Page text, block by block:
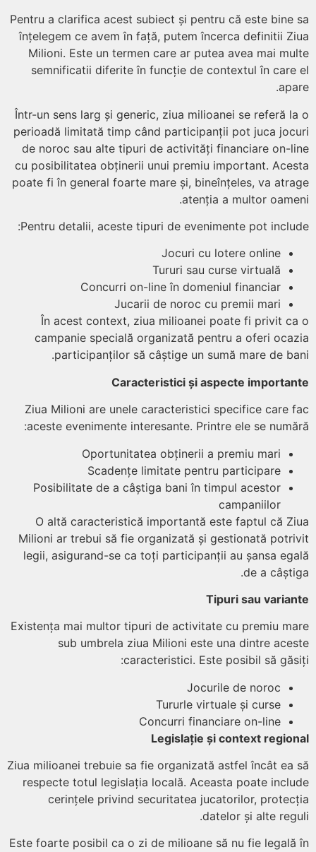
Pentru a clarifica acest subiect și pentru că este
înțelegem ce avem în față, putem încerca definitii
Milioni. Este un termen care ar putea avea mai
semnificatii diferite în funcție de contextul în
Într-un sens larg și generic, ziua milioanei se referă
perioadă limitată timp când participanții pot juca
de noroc sau alte tipuri de activități financiare on-
cu posibilitatea obținerii unui premiu important.
poate fi în general foarte mare și, bineînțeles, va
atenția a multor
Pentru detalii, aceste tipuri de evenimente pot
Jocuri cu lotere online
Tururi sau curse virtuală
Concurri on-line în domeniul financiar
Jucarii de noroc cu premii mari
În acest context, ziua milioanei poate fi privit
campanie specială organizată pentru a oferi
participanților să câștige un sumă mare de
Caracteristici și aspecte
Ziua Milioni are unele caracteristici specifice care
aceste evenimente interesante. Printre ele se
Oportunitatea obținerii a premiu mari
Scadențe limitate pentru participare
Posibilitate de a câștiga bani în timpul acestor
campaniilor
O altă caracteristică importantă este faptul că
Milioni ar trebui să fie organizată și gestionată
legii, asigurand-se ca toți participanții au șansa
de a
Tipuri sau
Existența mai multor tipuri de activitate cu premiu
sub umbrela ziua Milioni este una dintre
caracteristici. Este posibil să
Jocurile de noroc
Tururle virtuale și curse
Concurri financiare on-line
Legislație și context
Ziua milioanei trebuie sa fie organizată astfel încât
respecte totul legislația locală. Aceasta poate
cerințele privind securitatea jucatorilor,
datelor și alte
Este foarte posibil ca o zi de milioane să nu fie